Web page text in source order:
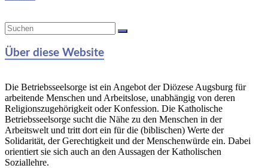
Über diese Website
Die Betriebsseelsorge ist ein Angebot der Diözese Augsburg für
arbeitende Menschen und Arbeitslose, unabhängig von deren
Religionszugehörigkeit oder Konfession. Die Katholische
Betriebsseelsorge sucht die Nähe zu den Menschen in der
Arbeitswelt und tritt dort ein für die (biblischen) Werte der
Solidarität, der Gerechtigkeit und der Menschenwürde ein. Dabei
orientiert sie sich auch an den Aussagen der Katholischen
Soziallehre.